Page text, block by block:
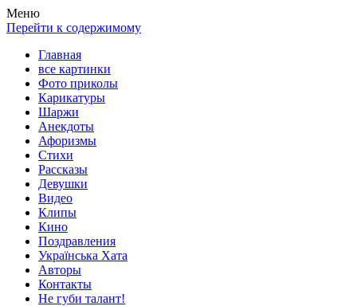
Весела хата — прикольные картинки, смешные истории,
клипы!
Покажем всем ваши фото приколы, карикатуры, шаржи, стихи,
рассказы, видео и песни!
Меню
Перейти к содержимому
Главная
все картинки
Фото приколы
Карикатуры
Шаржи
Анекдоты
Афоризмы
Стихи
Рассказы
Девушки
Видео
Клипы
Кино
Поздравления
Українська Хата
Авторы
Контакты
Не губи талант!